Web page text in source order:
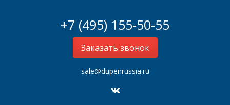
+7 (495) 155-50-55
Заказать звонок
sale@dupenrussia.ru